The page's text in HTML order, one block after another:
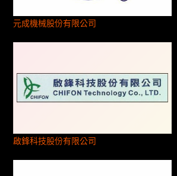
元成機械股份有限公司
啟鋒科技股份有限公司